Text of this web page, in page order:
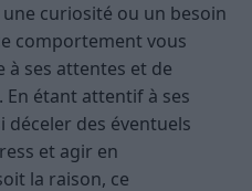
curiosité ou un besoin
comportement vous
ses attentes et de
étant attentif à ses
déceler des éventuels
et agir en
la raison, ce